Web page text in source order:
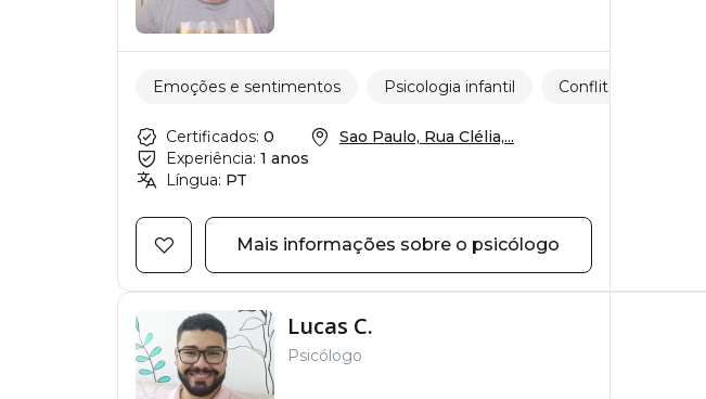
Emoções e sentimentos Psicologia infantil Conflitos no trabalho
Certificados: 0
Experiência: 1 anos
Língua: PT
Sao Paulo, Rua Clélia,...
Mais informações sobre o psicólogo
Lucas C.
Psicólogo